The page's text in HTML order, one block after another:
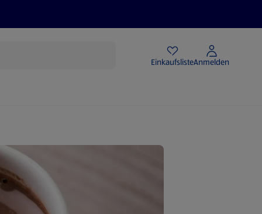
EinkaufslisteAnmelden